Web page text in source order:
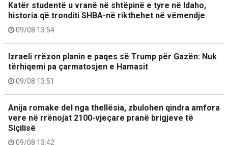
Katër studentë u vranë në shtëpinë e tyre në Idaho,
historia që tronditi SHBA-në rikthehet në vëmendje
09/08 13:54
Izraeli rrëzon planin e paqes së Trump për Gazën: Nuk
tërhiqemi pa çarmatosjen e Hamasit
09/08 13:51
Anija romake del nga thellësia, zbulohen qindra amfora
vere në rrënojat 2100-vjeçare pranë brigjeve të
Siçilisë
09/08 13:42